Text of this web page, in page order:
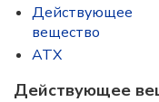
Действующее
вещество
ATX
Действующее